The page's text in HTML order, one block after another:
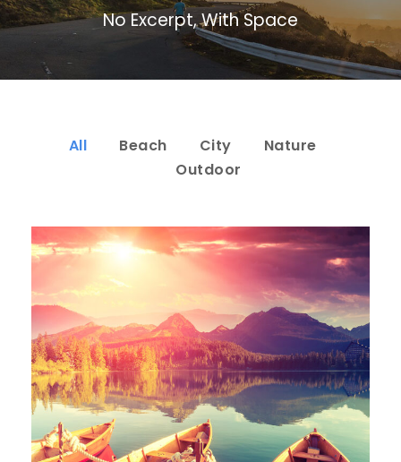
No Excerpt, With Space
All Beach City
Nature
Outdoor
Inceptos Bibm Sem
Adventure Tour